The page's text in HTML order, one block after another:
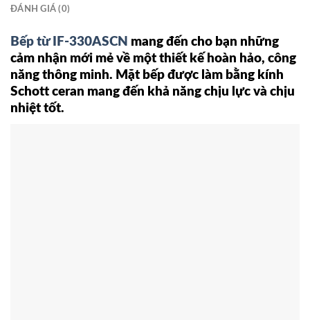
ĐÁNH GIÁ (0)
Bếp từ IF-330ASCN mang đến cho bạn những
cảm nhận mới mẻ về một thiết kế hoàn hảo, công
năng thông minh. Mặt bếp được làm bằng kính
Schott ceran mang đến khả năng chịu lực và chịu
nhiệt tốt.